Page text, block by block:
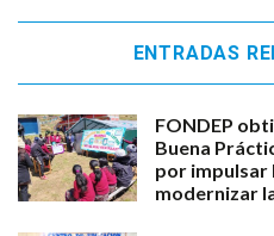
ENTRADAS
FONDEP
Buena
por impulsar
modernizar